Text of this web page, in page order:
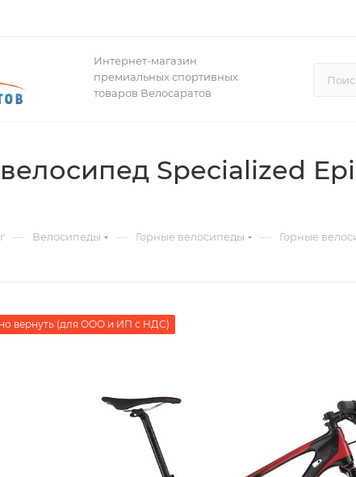
Интернет-магазин
премиальных спортивных
товаров Велосаратов
Specialized
— Велосипеды — Горные велосипеды — Горные
вернуть (для ООО и ИП с НДС)